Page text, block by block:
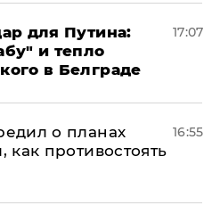
для Путина:
и тепло
в Белграде
17:07
о планах
противостоять
16:55